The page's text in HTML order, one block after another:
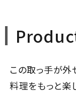
この取っ手が外
料理をもっと楽